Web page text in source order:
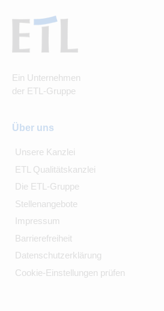
Ein Unternehmen
der ETL-Gruppe
Über uns
Unsere Kanzlei
ETL Qualitätskanzlei
Die ETL-Gruppe
Stellenangebote
Impressum
Barrierefreiheit
Datenschutzerklärung
Cookie-Einstellungen prüfen